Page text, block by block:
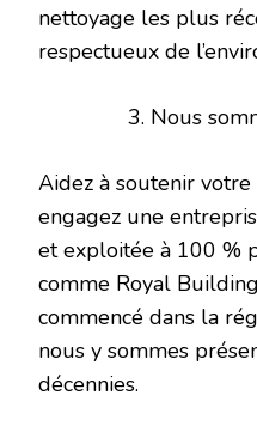
nettoyage les plus
respectueux de
Nous
Aidez à soutenir
engagez une
et exploitée à 100 %
comme Royal
commencé dans la
nous y sommes
décennies.